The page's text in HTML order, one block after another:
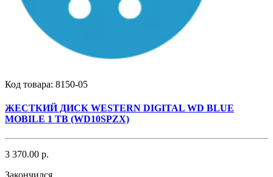
Код товара: 8150-05
ЖЕСТКИЙ ДИСК WESTERN DIGITAL WD BLUE
MOBILE 1 TB (WD10SPZX)
3 370.00 р.
Закончился